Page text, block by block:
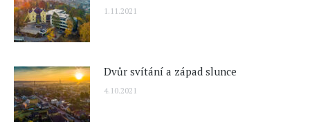
1.11.2021
Dvůr svítání a západ slunce
4.10.2021